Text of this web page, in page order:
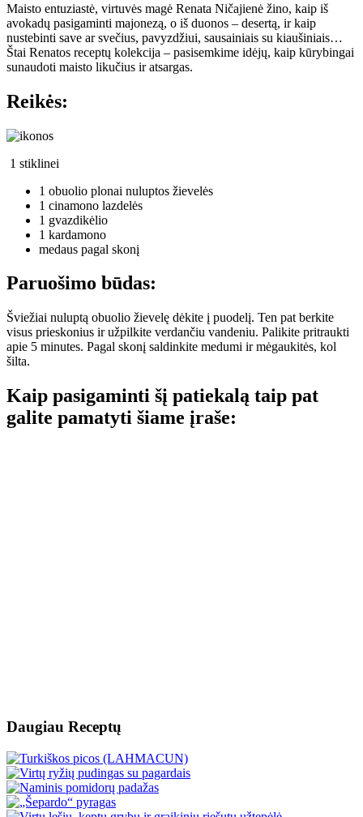
Maisto entuziastė, virtuvės magė Renata Ničajienė žino, kaip iš
avokadų pasigaminti majonezą, o iš duonos – desertą, ir kaip
nustebinti save ar svečius, pavyzdžiui, sausainiais su kiaušiniais…
Štai Renatos receptų kolekcija – pasisemkime idėjų, kaip kūrybingai
sunaudoti maisto likučius ir atsargas.
Reikės:
1 stiklinei
1 obuolio plonai nuluptos žievelės
1 cinamono lazdelės
1 gvazdikėlio
1 kardamono
medaus pagal skonį
Paruošimo būdas:
Šviežiai nuluptą obuolio žievelę dėkite į puodelį. Ten pat berkite
visus prieskonius ir užpilkite verdančiu vandeniu. Palikite pritraukti
apie 5 minutes. Pagal skonį saldinkite medumi ir mėgaukitės, kol
šilta.
Kaip pasigaminti šį patiekalą taip pat
galite pamatyti šiame įraše:
Daugiau Receptų